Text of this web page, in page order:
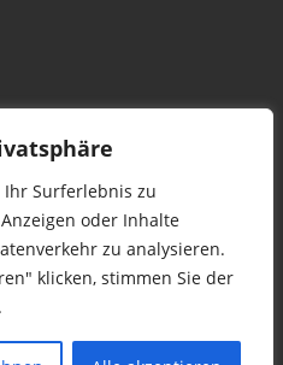
Ihr Surferlebnis zu
oder Inhalte
zu analysieren.
klicken, stimmen Sie der
All rights reserved.